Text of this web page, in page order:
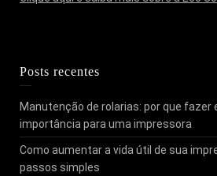
Posts recentes
Manutenção de rolarias: por que fazer
importância para uma impressora
Como aumentar a vida útil de sua
passos simples